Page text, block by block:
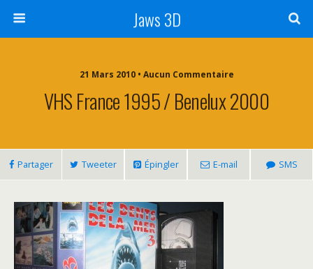
Jaws 3D
21 Mars 2010 • Aucun Commentaire
VHS France 1995 / Benelux 2000
Partager Tweeter Épingler E-mail SMS